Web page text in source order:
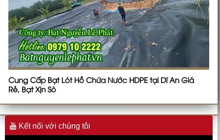
Cung Cấp Bạt Lót Hồ Chứa Nước HDPE tại Dĩ An Giá
Rẻ, Bạt Xịn Sò
Kết nối với chúng tôi